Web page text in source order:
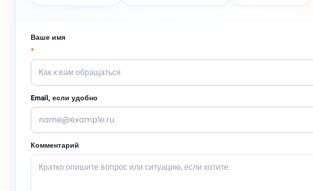
Ваше имя
*
Email, если удобно
Комментарий